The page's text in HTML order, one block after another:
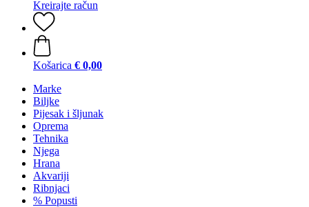
Kreirajte račun
Košarica € 0,00
Marke
Biljke
Pijesak i šljunak
Oprema
Tehnika
Njega
Hrana
Akvariji
Ribnjaci
% Popusti